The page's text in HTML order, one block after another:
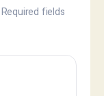
Required fields